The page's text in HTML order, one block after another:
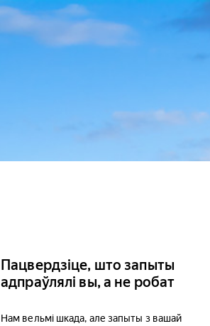
Пацвердзіце, што запыты
адпраўлялі вы, а не робат
Нам вельмі шкада, але запыты з вашай